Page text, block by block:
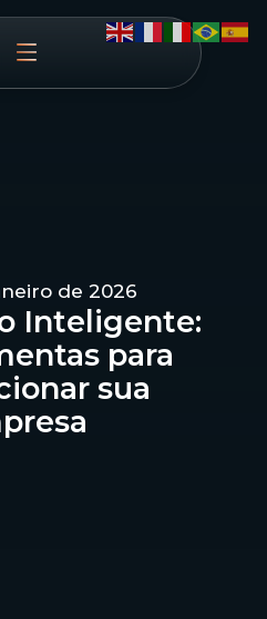
de 2026
Inteligente:
para
sua